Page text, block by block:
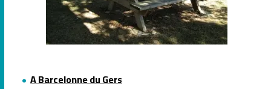
A Barcelonne du Gers